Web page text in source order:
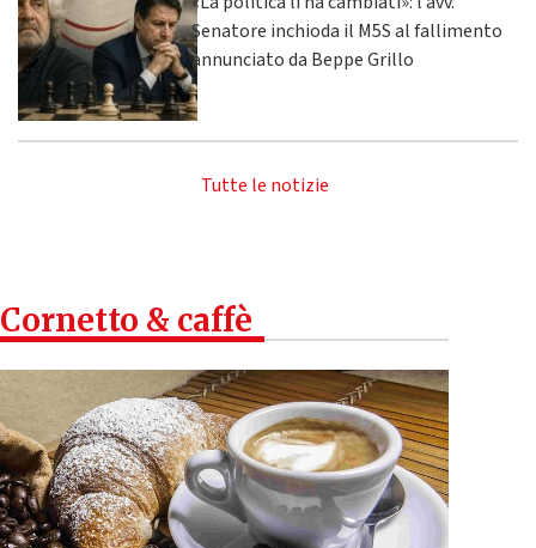
Senatore inchioda il M5S al fallimento
annunciato da Beppe Grillo
Tutte le notizie
Cornetto & caffè